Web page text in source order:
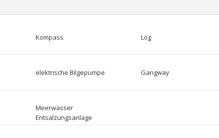
Kompass
Log
elektrische Bilgepumpe
Gangway
Meerwasser
Entsalzungsanlage